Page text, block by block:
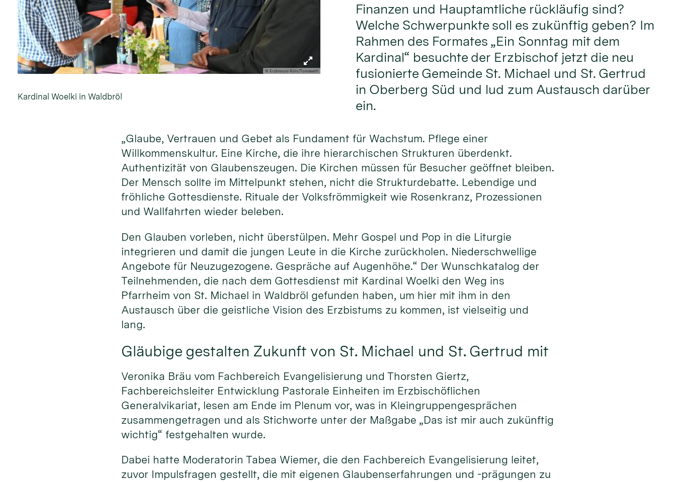
© Erzbistum Köln/Tomasetti
Kardinal Woelki in Waldbröl
Finanzen und Hauptamtliche rückläufig sind?
Welche Schwerpunkte soll es zukünftig geben? Im
Rahmen des Formates „Ein Sonntag mit dem
Kardinal“ besuchte der Erzbischof jetzt die neu
fusionierte Gemeinde St. Michael und St. Gertrud
in Oberberg Süd und lud zum Austausch darüber
ein.
„Glaube, Vertrauen und Gebet als Fundament für Wachstum. Pflege einer
Willkommenskultur. Eine Kirche, die ihre hierarchischen Strukturen überdenkt.
Authentizität von Glaubenszeugen. Die Kirchen müssen für Besucher geöffnet bleiben.
Der Mensch sollte im Mittelpunkt stehen, nicht die Strukturdebatte. Lebendige und
fröhliche Gottesdienste. Rituale der Volksfrömmigkeit wie Rosenkranz, Prozessionen
und Wallfahrten wieder beleben.
Den Glauben vorleben, nicht überstülpen. Mehr Gospel und Pop in die Liturgie
integrieren und damit die jungen Leute in die Kirche zurückholen. Niederschwellige
Angebote für Neuzugezogene. Gespräche auf Augenhöhe.“ Der Wunschkatalog der
Teilnehmenden, die nach dem Gottesdienst mit Kardinal Woelki den Weg ins
Pfarrheim von St. Michael in Waldbröl gefunden haben, um hier mit ihm in den
Austausch über die geistliche Vision des Erzbistums zu kommen, ist vielseitig und
lang.
Gläubige gestalten Zukunft von St. Michael und St. Gertrud mit
Veronika Bräu vom Fachbereich Evangelisierung und Thorsten Giertz,
Fachbereichsleiter Entwicklung Pastorale Einheiten im Erzbischöflichen
Generalvikariat, lesen am Ende im Plenum vor, was in Kleingruppengesprächen
zusammengetragen und als Stichworte unter der Maßgabe „Das ist mir auch zukünftig
wichtig“ festgehalten wurde.
Dabei hatte Moderatorin Tabea Wiemer, die den Fachbereich Evangelisierung leitet,
zuvor Impulsfragen gestellt, die mit eigenen Glaubenserfahrungen und -prägungen zu